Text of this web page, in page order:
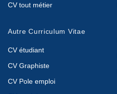
CV tout métier
Autre Curriculum Vitae
CV étudiant
CV Graphiste
CV Pole emploi